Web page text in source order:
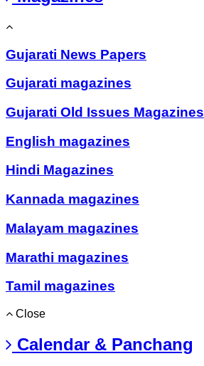
Gujarati News Papers
Gujarati magazines
Gujarati Old Issues Magazines
English magazines
Hindi Magazines
Kannada magazines
Malayam magazines
Marathi magazines
Tamil magazines
Close
Calendar & Panchang